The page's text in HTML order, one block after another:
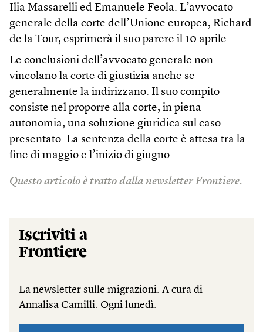
Ilia Massarelli ed Emanuele Feola. L’avvocato
generale della corte dell’Unione europea, Richard
de la Tour, esprimerà il suo parere il 10 aprile.
Le conclusioni dell’avvocato generale non
vincolano la corte di giustizia anche se
generalmente la indirizzano. Il suo compito
consiste nel proporre alla corte, in piena
autonomia, una soluzione giuridica sul caso
presentato. La sentenza della corte è attesa tra la
fine di maggio e l’inizio di giugno.
Questo articolo è tratto dalla newsletter Frontiere.
Iscriviti a
Frontiere
La newsletter sulle migrazioni. A cura di
Annalisa Camilli. Ogni lunedì.